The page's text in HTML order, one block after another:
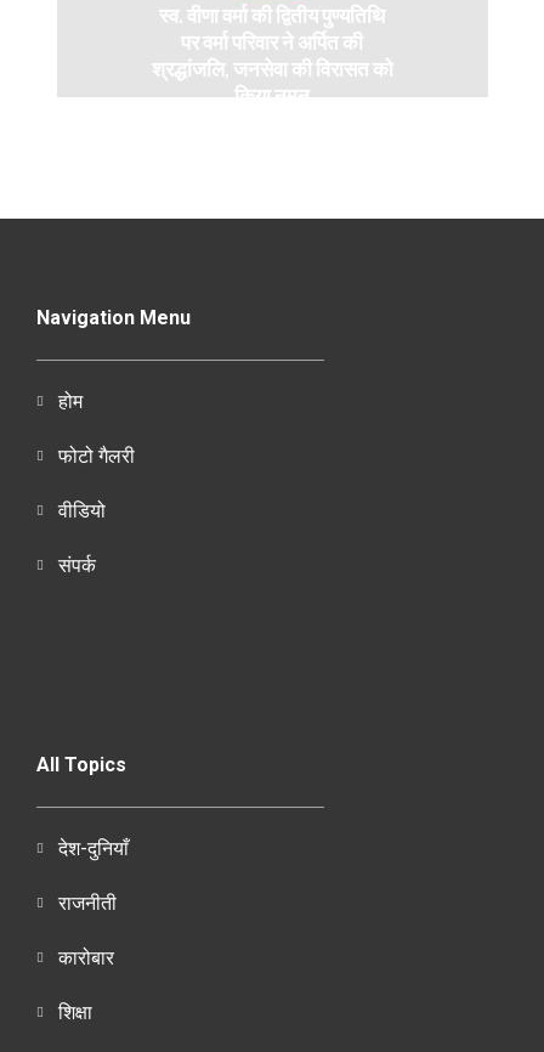
स्व. वीणा वर्मा की द्वितीय पुण्यतिथि
पर वर्मा परिवार ने अर्पित की
श्रद्धांजलि, जनसेवा की विरासत को
किया नमन
Navigation Menu
होम
फोटो गैलरी
वीडियो
संपर्क
All Topics
देश-दुनियाँ
राजनीती
कारोबार
शिक्षा